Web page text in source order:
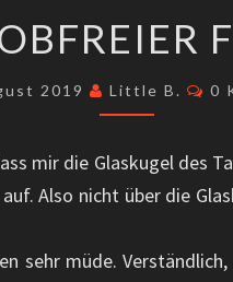
FREITAG
2019 Little B. 0
mir die Glaskugel des
Also nicht über die
sehr müde.